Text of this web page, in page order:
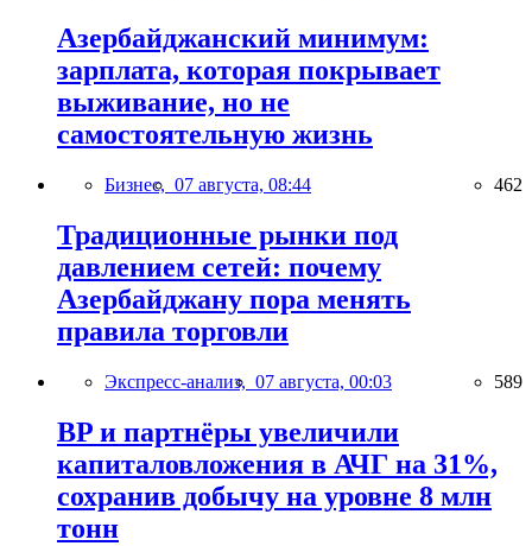
Азербайджанский минимум:
зарплата, которая покрывает
выживание, но не
самостоятельную жизнь
Бизнес, 07 августа, 08:44 462
Традиционные рынки под
давлением сетей: почему
Азербайджану пора менять
правила торговли
Экспресс-анализ, 07 августа, 00:03 589
BP и партнёры увеличили
капиталовложения в АЧГ на 31%,
сохранив добычу на уровне 8 млн
тонн